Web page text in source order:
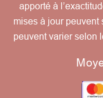
apporté à
mises à jour peuvent
peuvent varier selon